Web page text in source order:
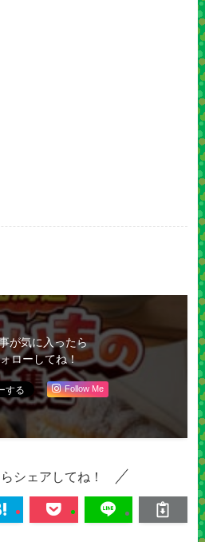
が気に入ったら
ローしてね！
Follow Me
シェアしてね！